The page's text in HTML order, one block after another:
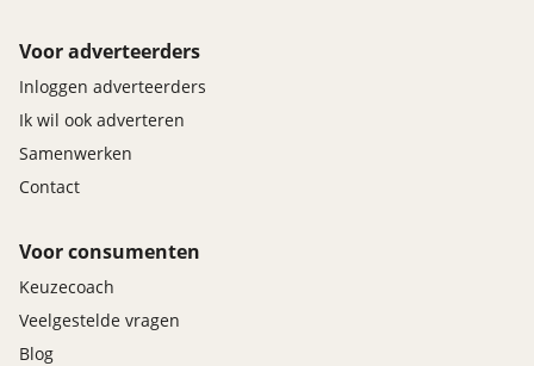
Voor adverteerders
Inloggen adverteerders
Ik wil ook adverteren
Samenwerken
Contact
Voor consumenten
Keuzecoach
Veelgestelde vragen
Blog